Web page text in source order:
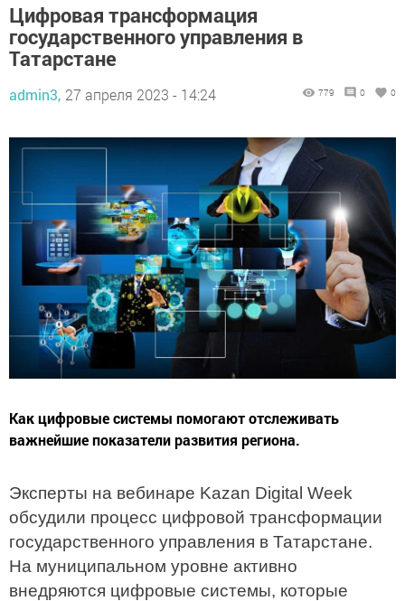
Цифровая трансформация
государственного управления в
Татарстане
admin3, 27 апреля 2023 - 14:24 779 0 0
Как цифровые системы помогают отслеживать
важнейшие показатели развития региона.
Эксперты на вебинаре Kazan Digital Week
обсудили процесс цифровой трансформации
государственного управления в Татарстане.
На муниципальном уровне активно
внедряются цифровые системы, которые